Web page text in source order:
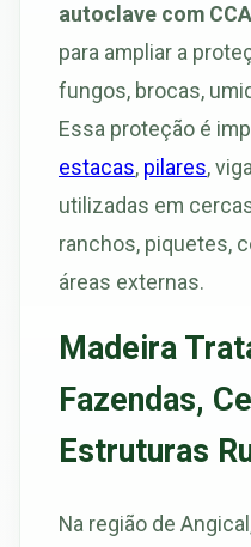
autoclave com CCA
para ampliar a
fungos, brocas,
Essa proteção é
estacas, pilares,
utilizadas em
ranchos, piquetes,
áreas externas.
Madeira
Fazendas,
Estruturas
Na região de